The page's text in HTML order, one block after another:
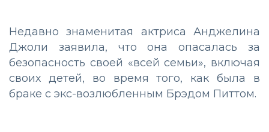
Недавно знаменитая актриса Анджелина
Джоли заявила, что она опасалась за
безопасность своей «всей семьи», включая
своих детей, во время того, как была в
браке с экс-возлюбленным Брэдом Питтом.